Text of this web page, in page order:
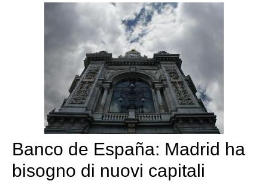
Banco de España: Madrid ha
bisogno di nuovi capitali